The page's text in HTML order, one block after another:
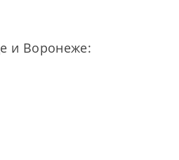
и Воронеже: